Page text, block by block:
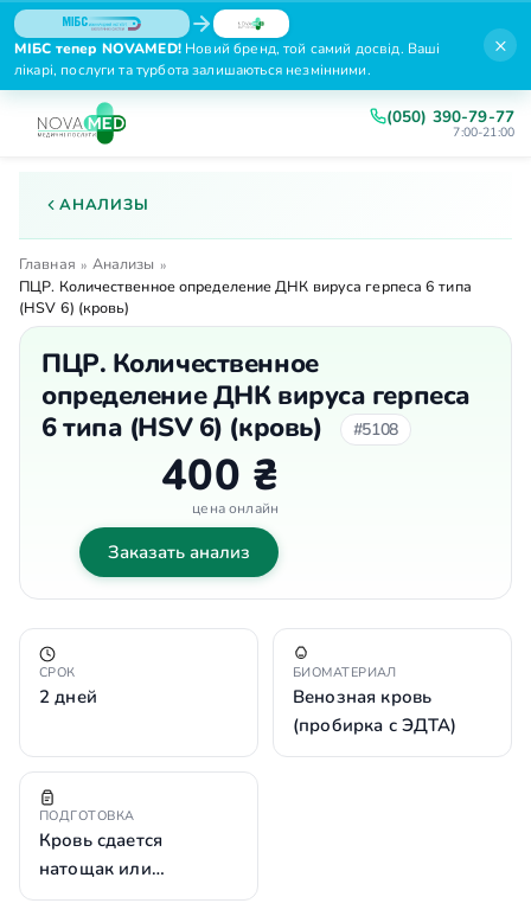
МІБС тепер NOVAMED!Новий бренд, той самий досвід. Ваші
лікарі, послуги та турбота залишаються незмінними.
×
(050) 390-79-77
7:00-21:00
АНАЛИЗЫ
Главная » Анализы »
ПЦР. Количественное определение ДНК вируса герпеса 6 типа
(HSV 6) (кровь)
ПЦР. Количественное
определение ДНК вируса герпеса
6 типа (HSV 6) (кровь)
#5108
400 ₴
цена онлайн
Заказать анализ
СРОК
2 дней
БИОМАТЕРИАЛ
Венозная кровь
(пробирка с ЭДТА)
ПОДГОТОВКА
Кровь сдается
натощак или…